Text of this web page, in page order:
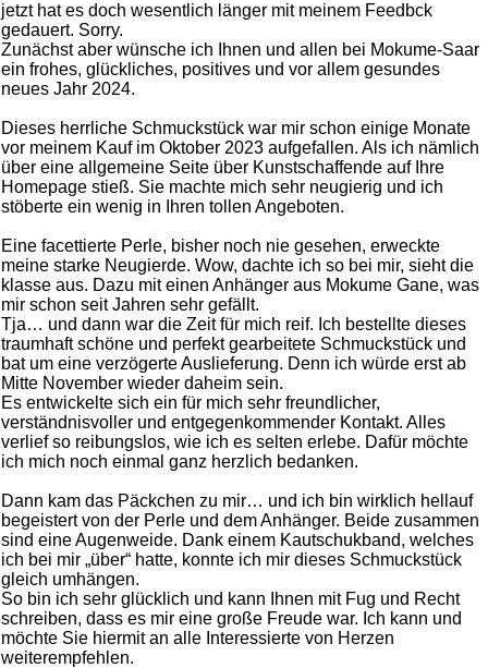
jetzt hat es doch wesentlich länger mit meinem Feedbck
gedauert. Sorry.
Zunächst aber wünsche ich Ihnen und allen bei Mokume-Saar
ein frohes, glückliches, positives und vor allem gesundes
neues Jahr 2024.
Dieses herrliche Schmuckstück war mir schon einige Monate
vor meinem Kauf im Oktober 2023 aufgefallen. Als ich nämlich
über eine allgemeine Seite über Kunstschaffende auf Ihre
Homepage stieß. Sie machte mich sehr neugierig und ich
stöberte ein wenig in Ihren tollen Angeboten.
Eine facettierte Perle, bisher noch nie gesehen, erweckte
meine starke Neugierde. Wow, dachte ich so bei mir, sieht die
klasse aus. Dazu mit einen Anhänger aus Mokume Gane, was
mir schon seit Jahren sehr gefällt.
Tja… und dann war die Zeit für mich reif. Ich bestellte dieses
traumhaft schöne und perfekt gearbeitete Schmuckstück und
bat um eine verzögerte Auslieferung. Denn ich würde erst ab
Mitte November wieder daheim sein.
Es entwickelte sich ein für mich sehr freundlicher,
verständnisvoller und entgegenkommender Kontakt. Alles
verlief so reibungslos, wie ich es selten erlebe. Dafür möchte
ich mich noch einmal ganz herzlich bedanken.
Dann kam das Päckchen zu mir… und ich bin wirklich hellauf
begeistert von der Perle und dem Anhänger. Beide zusammen
sind eine Augenweide. Dank einem Kautschukband, welches
ich bei mir „über“ hatte, konnte ich mir dieses Schmuckstück
gleich umhängen.
So bin ich sehr glücklich und kann Ihnen mit Fug und Recht
schreiben, dass es mir eine große Freude war. Ich kann und
möchte Sie hiermit an alle Interessierte von Herzen
weiterempfehlen.